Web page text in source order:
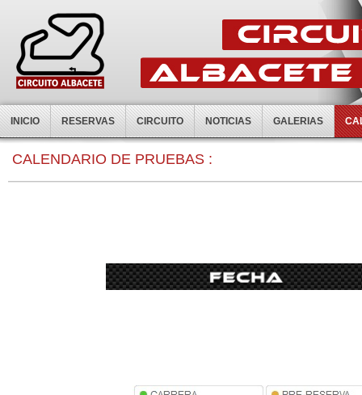
INICIO RESERVAS CIRCUITO NOTICIAS GALERIAS
CALENDARIO DE PRUEBAS :